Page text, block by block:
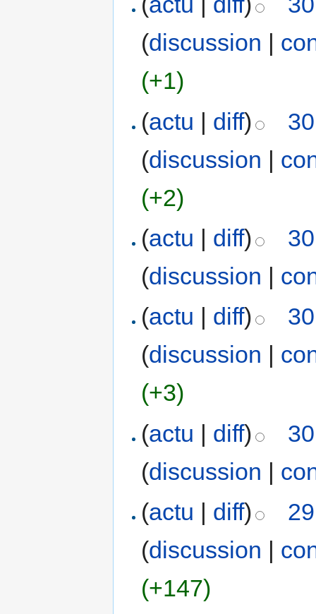
(discussion |
(+1)
(actu | diff)
(discussion |
(+2)
(actu | diff)
(discussion |
(actu diff)
(discussion
(+3)
(actu | diff)
(discussion |
(actu | diff)
(discussion |
(+147)